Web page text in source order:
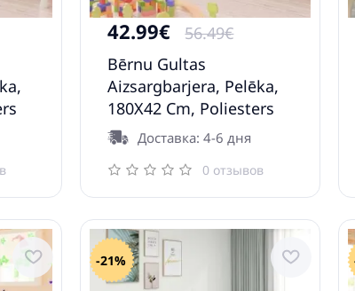
42.99€
56.49€
Bērnu Gultas
Aizsargbarjera, Pelēka,
180X42 Cm, Poliesters
VidaxlДоставка: 4-6 дня
0 отзывов
-21%